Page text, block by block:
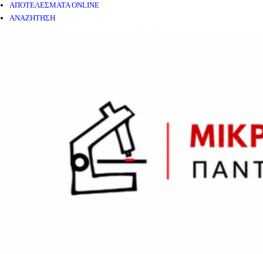
ΑΠΟΤΕΛΕΣΜΑΤΑ ONLINE
ΑΝΑΖΗΤΗΣΗ